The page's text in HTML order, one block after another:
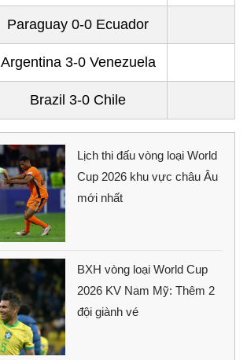
Paraguay 0-0 Ecuador
Argentina 3-0 Venezuela
Brazil 3-0 Chile
Lịch thi đấu vòng loại World
Cup 2026 khu vực châu Âu
mới nhất
BXH vòng loại World Cup
2026 KV Nam Mỹ: Thêm 2
đội giành vé